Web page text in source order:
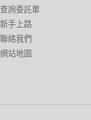
查詢委託單
新手上路
聯絡我們
網站地圖